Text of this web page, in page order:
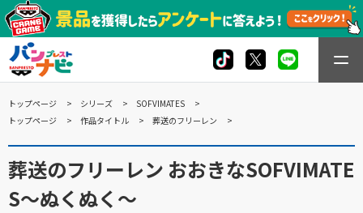
トップページ シリーズ
SOFVIMATES
トップページ
作品タイトル 葬送のフリーレン
葬送のフリーレン おおきなSOFVIMATE
S～ぬくぬく～